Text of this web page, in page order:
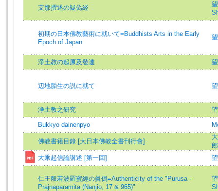
支那撰述の疑偽経
初期の日本佛教藝術に就いて=Buddhists Arts in the Early
Epoch of Japan
淨土教の起原及發達
辺地胎生の説に就て
浄土教之研究
Bukkyo dainenpyo
佛教書籍目錄 [大日本佛教全書刊行會]
郎
大乘起信論講述 [第一回]
仁王般若波羅蜜經の眞僞=Authenticity of the "Purusa -
Prajnaparamita (Nanjio, 17 & 965)"